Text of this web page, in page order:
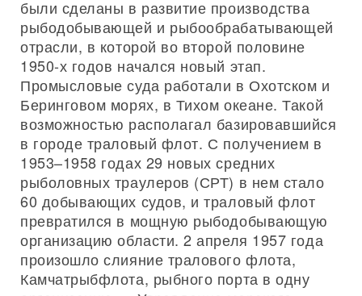
были сделаны в развитие производства
рыбодобывающей и рыбообрабатывающей
отрасли, в которой во второй половине
1950-х годов начался новый этап.
Промысловые суда работали в Охотском и
Беринговом морях, в Тихом океане. Такой
возможностью располагал базировавшийся
в городе траловый флот. С получением в
1953–1958 годах 29 новых средних
рыболовных траулеров (СРТ) в нем стало
60 добывающих судов, и траловый флот
превратился в мощную рыбодобывающую
организацию области. 2 апреля 1957 года
произошло слияние тралового флота,
Камчатрыбфлота, рыбного порта в одну